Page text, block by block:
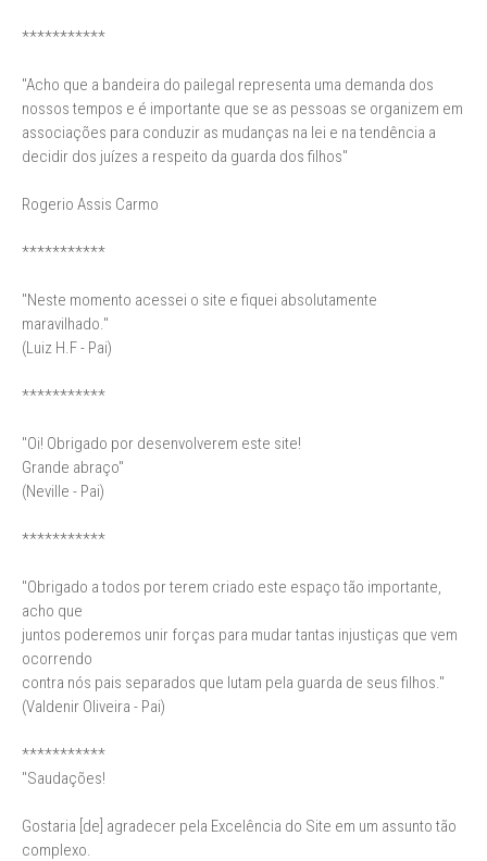
***********
"Acho que a bandeira do pailegal representa uma demanda dos
nossos tempos e é importante que se as pessoas se organizem em
associações para conduzir as mudanças na lei e na tendência a
decidir dos juízes a respeito da guarda dos filhos"
Rogerio Assis Carmo
***********
"Neste momento acessei o site e fiquei absolutamente
maravilhado."
(Luiz H.F - Pai)
***********
"Oi! Obrigado por desenvolverem este site!
Grande abraço"
(Neville - Pai)
***********
"Obrigado a todos por terem criado este espaço tão importante,
acho que
juntos poderemos unir forças para mudar tantas injustiças que vem
ocorrendo
contra nós pais separados que lutam pela guarda de seus filhos."
(Valdenir Oliveira - Pai)
***********
"Saudações!
Gostaria [de] agradecer pela Excelência do Site em um assunto tão
complexo.